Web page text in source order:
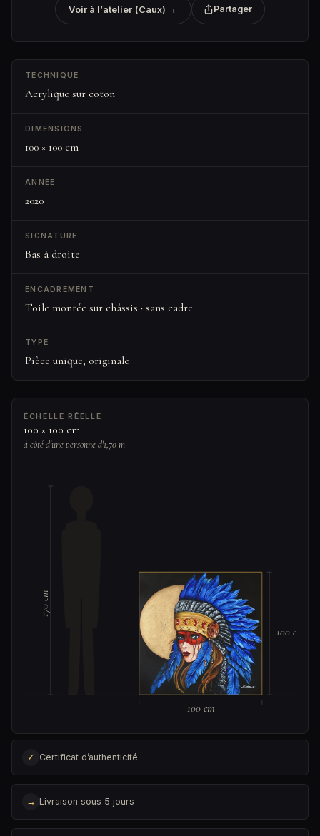
Voir à l’atelier (Caux) → Partager
TECHNIQUE
Acrylique sur coton
DIMENSIONS
100 × 100 cm
ANNÉE
2020
SIGNATURE
Bas à droite
ENCADREMENT
Toile montée sur châssis · sans cadre
TYPE
Pièce unique, originale
ÉCHELLE RÉELLE
100 × 100 cm
à côté d'une personne d'1,70 m
100 cm
100 cm
170 cm
✓ Certificat d’authenticité
→ Livraison sous 5 jours